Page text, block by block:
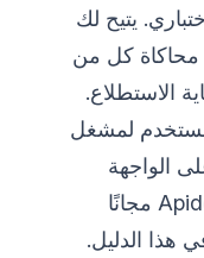
يتيح لك
Smart Mock من Apidog محاكاة كل من
الاستطلاع.
لمشغل
الواجهة
الخلفية جاريًا. قم بتنزيل Apidog مجانًا
هذا الدليل.